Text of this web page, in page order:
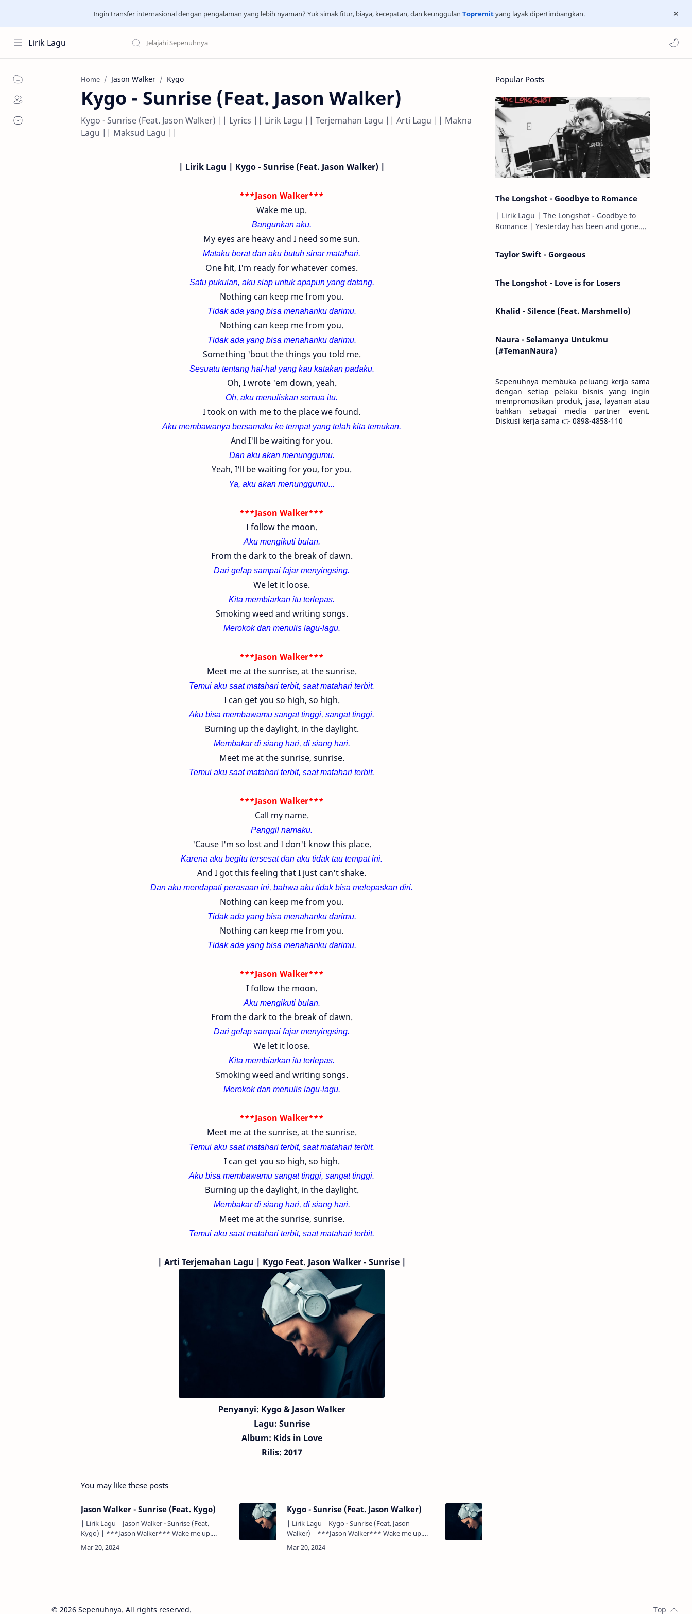
Ingin transfer internasional dengan pengalaman yang lebih nyaman? Yuk simak fitur, biaya, kecepatan, dan keunggulan Topremityang layak dipertimbangkan.
Lirik Lagu
Home Jason Walker Kygo
Kygo - Sunrise (Feat. Jason Walker)
Kygo - Sunrise (Feat. Jason Walker) || Lyrics || Lirik Lagu || Terjemahan Lagu || Arti Lagu || Makna
Lagu || Maksud Lagu ||
| Lirik Lagu | Kygo - Sunrise (Feat. Jason Walker) |
***Jason Walker***
Wake me up.
Bangunkan aku.
My eyes are heavy and I need some sun.
Mataku berat dan aku butuh sinar matahari.
One hit, I'm ready for whatever comes.
Satu pukulan, aku siap untuk apapun yang datang.
Nothing can keep me from you.
Tidak ada yang bisa menahanku darimu.
Nothing can keep me from you.
Tidak ada yang bisa menahanku darimu.
Something 'bout the things you told me.
Sesuatu tentang hal-hal yang kau katakan padaku.
Oh, I wrote 'em down, yeah.
Oh, aku menuliskan semua itu.
I took on with me to the place we found.
Aku membawanya bersamaku ke tempat yang telah kita temukan.
And I'll be waiting for you.
Dan aku akan menunggumu.
Yeah, I'll be waiting for you, for you.
Ya, aku akan menunggumu...
***Jason Walker***
I follow the moon.
Aku mengikuti bulan.
From the dark to the break of dawn.
Dari gelap sampai fajar menyingsing.
We let it loose.
Kita membiarkan itu terlepas.
Smoking weed and writing songs.
Merokok dan menulis lagu-lagu.
***Jason Walker***
Meet me at the sunrise, at the sunrise.
Temui aku saat matahari terbit, saat matahari terbit.
I can get you so high, so high.
Aku bisa membawamu sangat tinggi, sangat tinggi.
Burning up the daylight, in the daylight.
Membakar di siang hari, di siang hari.
Meet me at the sunrise, sunrise.
Temui aku saat matahari terbit, saat matahari terbit.
***Jason Walker***
Call my name.
Panggil namaku.
'Cause I'm so lost and I don't know this place.
Karena aku begitu tersesat dan aku tidak tau tempat ini.
And I got this feeling that I just can't shake.
Dan aku mendapati perasaan ini, bahwa aku tidak bisa melepaskan diri.
Nothing can keep me from you.
Tidak ada yang bisa menahanku darimu.
Nothing can keep me from you.
Tidak ada yang bisa menahanku darimu.
***Jason Walker***
I follow the moon.
Aku mengikuti bulan.
From the dark to the break of dawn.
Dari gelap sampai fajar menyingsing.
We let it loose.
Kita membiarkan itu terlepas.
Smoking weed and writing songs.
Merokok dan menulis lagu-lagu.
***Jason Walker***
Meet me at the sunrise, at the sunrise.
Temui aku saat matahari terbit, saat matahari terbit.
I can get you so high, so high.
Aku bisa membawamu sangat tinggi, sangat tinggi.
Burning up the daylight, in the daylight.
Membakar di siang hari, di siang hari.
Meet me at the sunrise, sunrise.
Temui aku saat matahari terbit, saat matahari terbit.
| Arti Terjemahan Lagu | Kygo Feat. Jason Walker- Sunrise |
Penyanyi: Kygo& Jason Walker
Lagu: Sunrise
Album: Kids in Love
Rilis: 2017
You may like these posts
Jason Walker - Sunrise (Feat. Kygo)
| Lirik Lagu | Jason Walker - Sunrise (Feat.
Kygo) | ***Jason Walker*** Wake me up.
Bangunkan aku. My eyes are heavy and I need
some sun. Mataku berat dan aku butuh si…
Kygo - Sunrise (Feat. Jason Walker)
| Lirik Lagu | Kygo - Sunrise (Feat. Jason
Walker) | ***Jason Walker*** Wake me up.
Bangunkan aku. My eyes are heavy and I need
some sun. Mataku berat dan aku but…
Popular Posts
The Longshot - Goodbye to Romance
| Lirik Lagu | The Longshot - Goodbye to
Romance | Yesterday has been and gone.
Taylor Swift - Gorgeous
The Longshot - Love is for Losers
Khalid - Silence (Feat. Marshmello)
Naura - Selamanya Untukmu
(#TemanNaura)
Sepenuhnya membuka peluang kerja sama
dengan setiap pelaku bisnis yang ingin
mempromosikan produk, jasa, layanan atau
bahkan sebagai media partner event.
Diskusi kerja sama 👉 0898-4858-110
© 2026 Sepenuhnya. All rights reserved.